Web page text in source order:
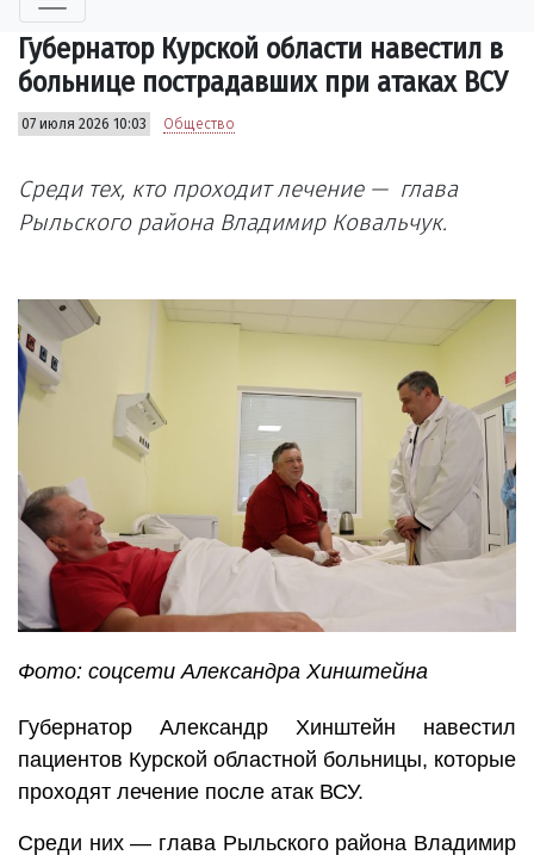
Губернатор Курской области навестил в
больнице пострадавших при атаках ВСУ
07 июля 2026 10:03 Общество
Среди тех, кто проходит лечение — глава
Рыльского района Владимир Ковальчук.
Фото: соцсети Александра Хинштейна
Губернатор Александр Хинштейн навестил
пациентов Курской областной больницы, которые
проходят лечение после атак ВСУ.
Среди них — глава Рыльского района Владимир